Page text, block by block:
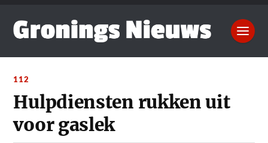
112
Hulpdiensten rukken uit
voor gaslek